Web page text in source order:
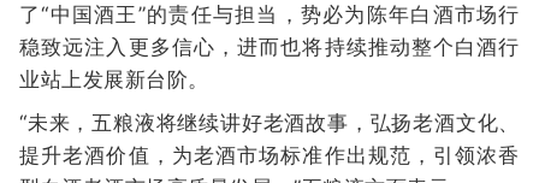
了“中国酒王”的责任与担当，势必为陈年白酒市场行
稳致远注入更多信心，进而也将持续推动整个白酒行
业站上发展新台阶。
“未来，五粮液将继续讲好老酒故事，弘扬老酒文化、
提升老酒价值，为老酒市场标准作出规范，引领浓香